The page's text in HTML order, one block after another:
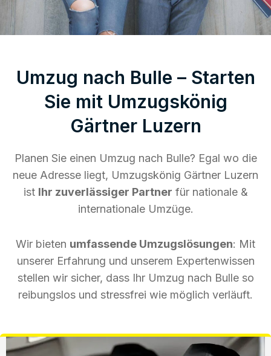
Umzug nach Bulle – Starten
Sie mit Umzugskönig
Gärtner Luzern
Planen Sie einen Umzug nach Bulle? Egal wo die
neue Adresse liegt, Umzugskönig Gärtner Luzern
ist Ihr zuverlässiger Partner für nationale &
internationale Umzüge.
Wir bieten umfassende Umzugslösungen: Mit
unserer Erfahrung und unserem Expertenwissen
stellen wir sicher, dass Ihr Umzug nach Bulle so
reibungslos und stressfrei wie möglich verläuft.